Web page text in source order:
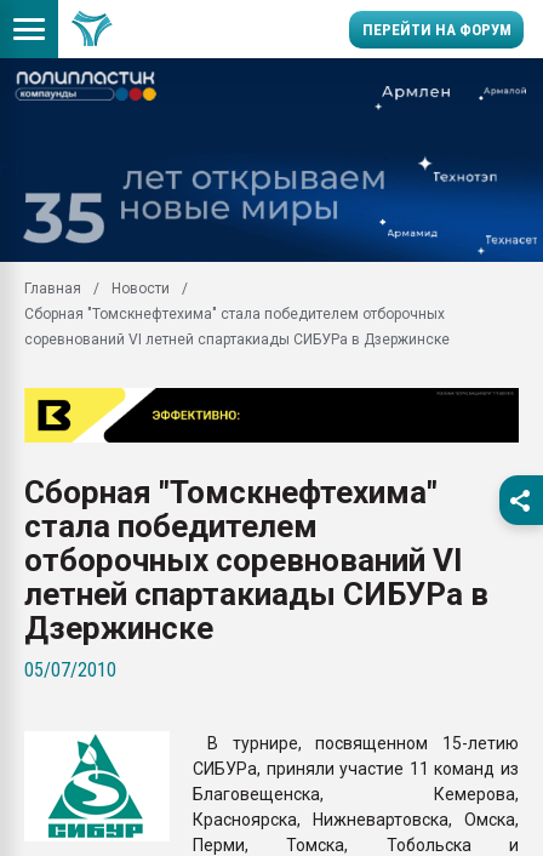
ПЕРЕЙТИ НА ФОРУМ
Подмосковье, Москва
первый план в
ситуацией на
вакуумного
Продам отходы
поликарбоната и АБС-
Armaloy PC/ABS-1IM
26.07.2022 "Сибирский
намного дороже
Главная
Новости
Сборная "Томскнефтехима" стала победителем отборочных
соревнований VI летней спартакиады СИБУРа в Дзержинске
Сборная "Томскнефтехима"
стала победителем
отборочных соревнований VI
летней спартакиады СИБУРа в
Дзержинске
05/07/2010
В турнире, посвященном 15-летию
СИБУРа, приняли участие 11 команд из
Благовещенска, Кемерова,
Красноярска, Нижневартовска, Омска,
Перми, Томска, Тобольска и